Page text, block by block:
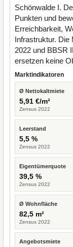
Schönwalde I.
Punkten und
Erreichbarkeit,
Infrastruktur. Die
2022 und BBSR
ersetzen keine
Marktindikatoren
Ø Nettokaltmiete
5,91 €/m²
Zensus 2022
Leerstand
5,5 %
Zensus 2022
Eigentümerquote
39,5 %
Zensus 2022
Ø Wohnfläche
82,5 m²
Zensus 2022
Angebotsmiete